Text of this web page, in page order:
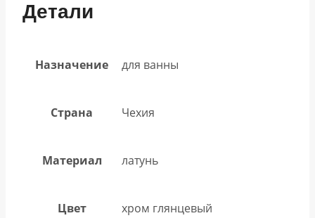
Детали
Назначение для ванны
Страна Чехия
Материал латунь
Цвет хром глянцевый